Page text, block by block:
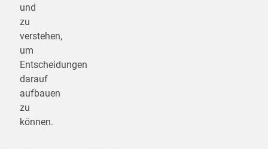
und
zu
verstehen,
um
Entscheidungen
darauf
aufbauen
zu
können.